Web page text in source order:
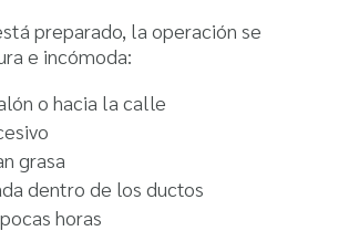
preparado, la operación se
e incómoda:
o hacia la calle
grasa
dentro de los ductos
horas